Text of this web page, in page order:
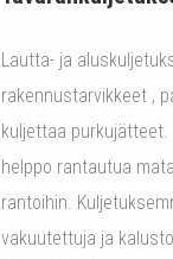
Lautta- ja
rakennustarvikkeet ,
kuljettaa purkujätteet.
helppo rantautua
rantoihin.
vakuutettuja ja